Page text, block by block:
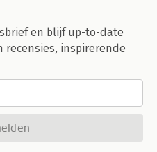
en blijf up-to-date
recensies, inspirerende